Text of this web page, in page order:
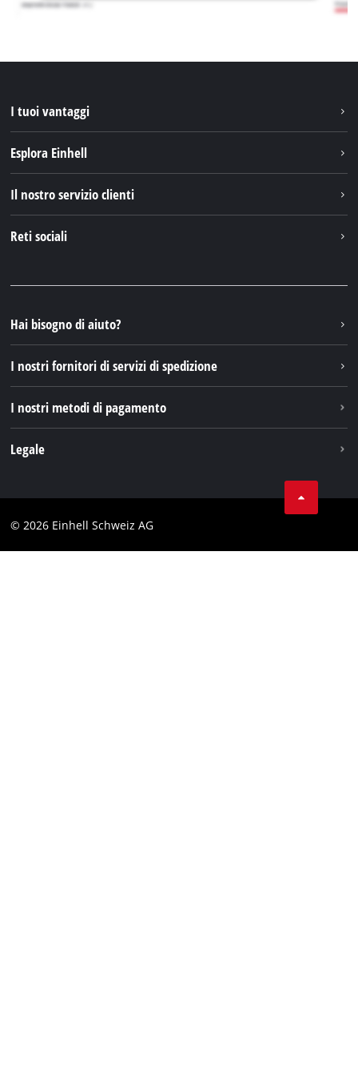
I tuoi vantaggi
Esplora Einhell
Einhell Germany AG
Il nostro servizio clienti
Reti sociali
Instagram
TikTok
Pinterest
Hai bisogno di aiuto?
I nostri fornitori di servizi di spedizione
I nostri metodi di pagamento
Legale
Testata
© 2026 Einhell Schweiz AG